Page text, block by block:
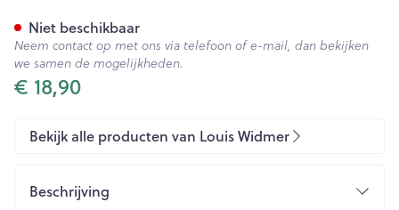
€ 18,90
Niet beschikbaar
Neem contact op met ons via telefoon of e-mail, dan bekijken
we samen de mogelijkheden.
Bekijk alle producten van Louis Widmer
Beschrijving